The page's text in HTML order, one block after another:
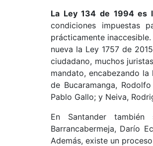
La Ley 134 de 1994 es
condiciones impuestas
prácticamente
nueva la Ley 1757 de
ciudadano, muchos
mandato, encabezando
de Bucaramanga,
Pablo Gallo; y Neiva,
En Santander
Barrancabermeja, Darío
Además, existe un